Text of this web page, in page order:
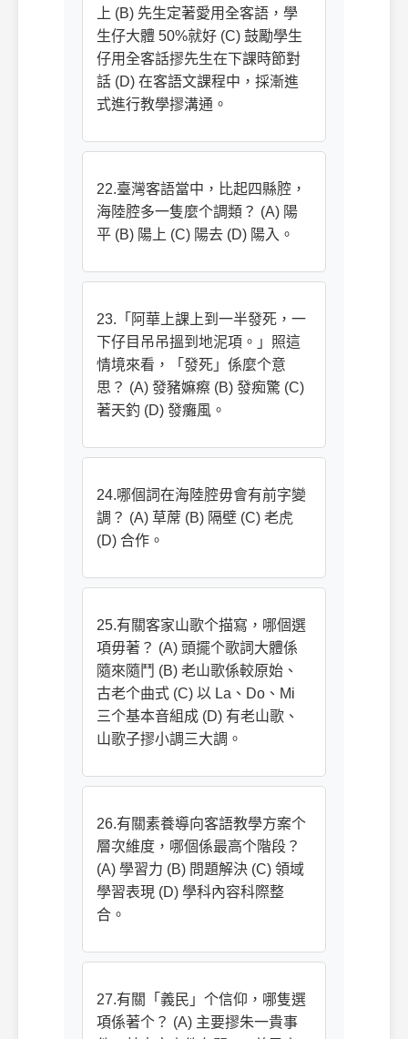
上 (B) 先生定著愛用全客語，學
生仔大體 50%就好 (C) 鼓勵學生
仔用全客話摎先生在下課時節對
話 (D) 在客語文課程中，採漸進
式進行教學摎溝通。
22.臺灣客語當中，比起四縣腔，
海陸腔多一隻麼个調類？ (A) 陽
平 (B) 陽上 (C) 陽去 (D) 陽入。
23.「阿華上課上到一半發死，一
下仔目吊吊搵到地泥項。」照這
情境來看，「發死」係麼个意
思？ (A) 發豬嫲瘵 (B) 發痴驚 (C)
著天釣 (D) 發癱風。
24.哪個詞在海陸腔毋會有前字變
調？ (A) 草蓆 (B) 隔壁 (C) 老虎
(D) 合作。
25.有關客家山歌个描寫，哪個選
項毋著？ (A) 頭擺个歌詞大體係
隨來隨鬥 (B) 老山歌係較原始、
古老个曲式 (C) 以 La、Do、Mi
三个基本音組成 (D) 有老山歌、
山歌子摎小調三大調。
26.有關素養導向客語教學方案个
層次維度，哪個係最高个階段？
(A) 學習力 (B) 問題解決 (C) 領域
學習表現 (D) 學科內容科際整
合。
27.有關「義民」个信仰，哪隻選
項係著个？ (A) 主要摎朱一貴事